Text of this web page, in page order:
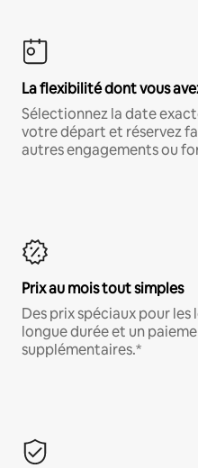
La flexibilité dont vous
Sélectionnez la date
votre départ et réservez
autres engagements ou
Prix au mois tout simples
Des prix spéciaux pour
longue durée et un
supplémentaires.*